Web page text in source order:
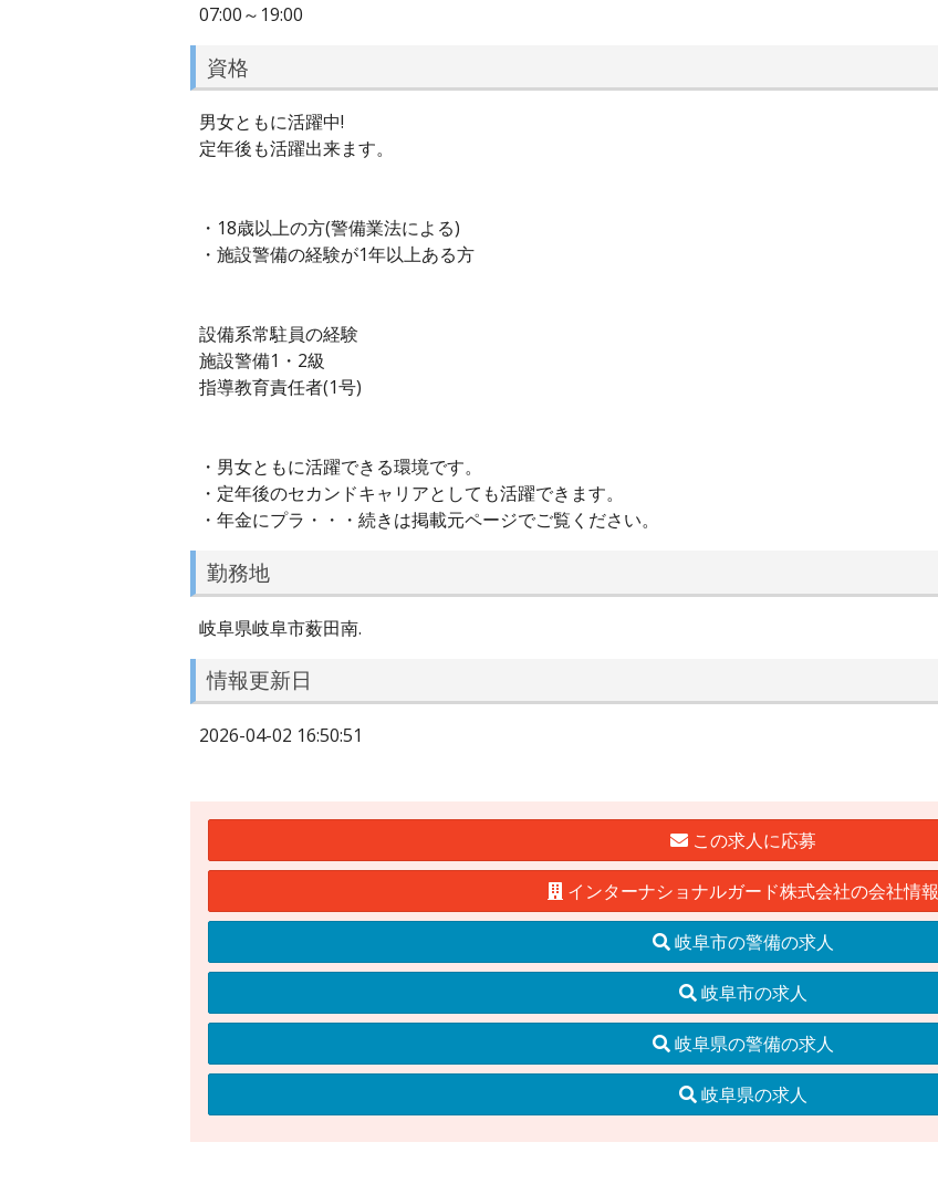
07:00～19:00
資格
男女ともに活躍中!
定年後も活躍出来ます。
・18歳以上の方(警備業法による)
・施設警備の経験が1年以上ある方
設備系常駐員の経験
施設警備1・2級
指導教育責任者(1号)
・男女ともに活躍できる環境です。
・定年後のセカンドキャリアとしても活躍できます。
・年金にプラ・・・続きは掲載元ページでご覧ください。
勤務地
岐阜県岐阜市薮⽥南.
情報更新日
2026-04-02 16:50:51
この求人に応募
インターナショナルガード株式会社の会社情報
岐阜市の警備の求人
岐阜市の求人
岐阜県の警備の求人
岐阜県の求人